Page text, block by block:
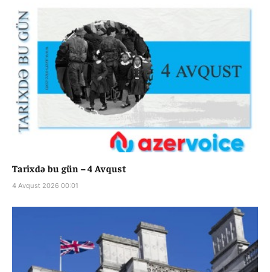
Tarixdə bu gün – 4 Avqust
4 Avqust 2026 00:01